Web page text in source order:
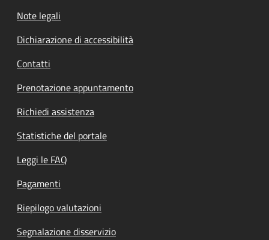
Note legali
Dichiarazione di accessibilità
Contatti
Prenotazione appuntamento
Richiedi assistenza
Statistiche del portale
Leggi le FAQ
Pagamenti
Riepilogo valutazioni
Segnalazione disservizio